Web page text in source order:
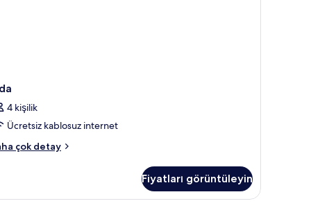
4 kişilik
Ücretsiz kablosuz internet
çok detay
Fiyatları görüntüleyin